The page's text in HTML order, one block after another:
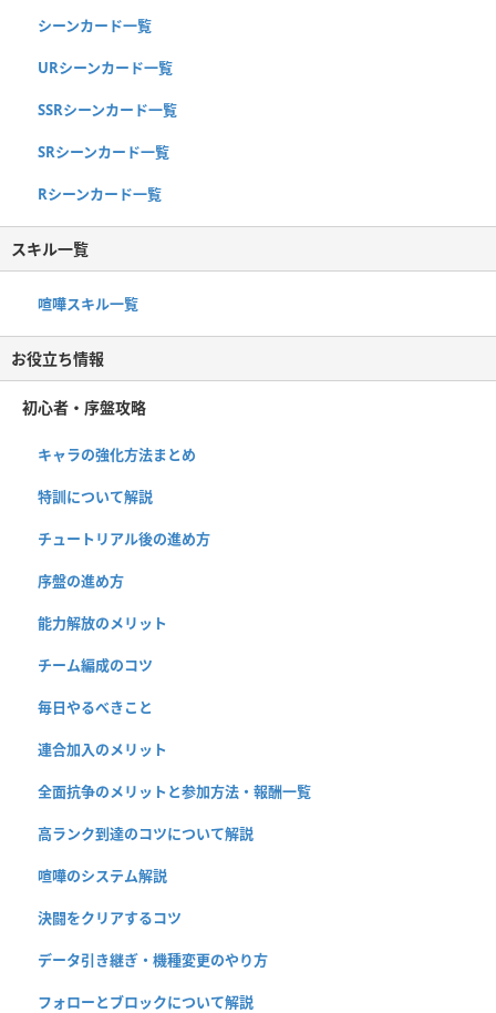
シーンカード一覧
URシーンカード一覧
SSRシーンカード一覧
SRシーンカード一覧
Rシーンカード一覧
スキル一覧
喧嘩スキル一覧
お役立ち情報
初心者・序盤攻略
キャラの強化方法まとめ
特訓について解説
チュートリアル後の進め方
序盤の進め方
能力解放のメリット
チーム編成のコツ
毎日やるべきこと
連合加入のメリット
全面抗争のメリットと参加方法・報酬一覧
高ランク到達のコツについて解説
喧嘩のシステム解説
決闘をクリアするコツ
データ引き継ぎ・機種変更のやり方
フォローとブロックについて解説